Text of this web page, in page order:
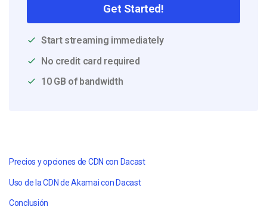
Get Started!
Start streaming immediately
No credit card required
10 GB of bandwidth
Precios y opciones de CDN con Dacast
Uso de la CDN de Akamai con Dacast
Conclusión